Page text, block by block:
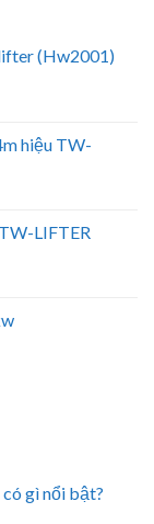
(Hw2001)
hiệu TW-
LIFTER
gì nổi bật?